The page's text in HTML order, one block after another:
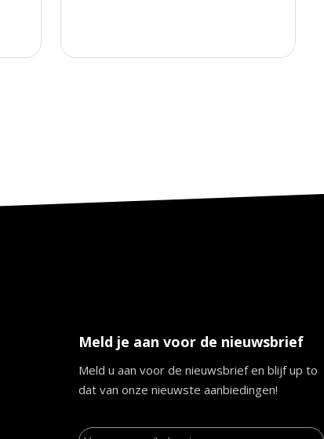
Meld je aan voor de nieuwsbrief
Meld u aan voor de nieuwsbrief en blijf up to
dat van onze nieuwste aanbiedingen!